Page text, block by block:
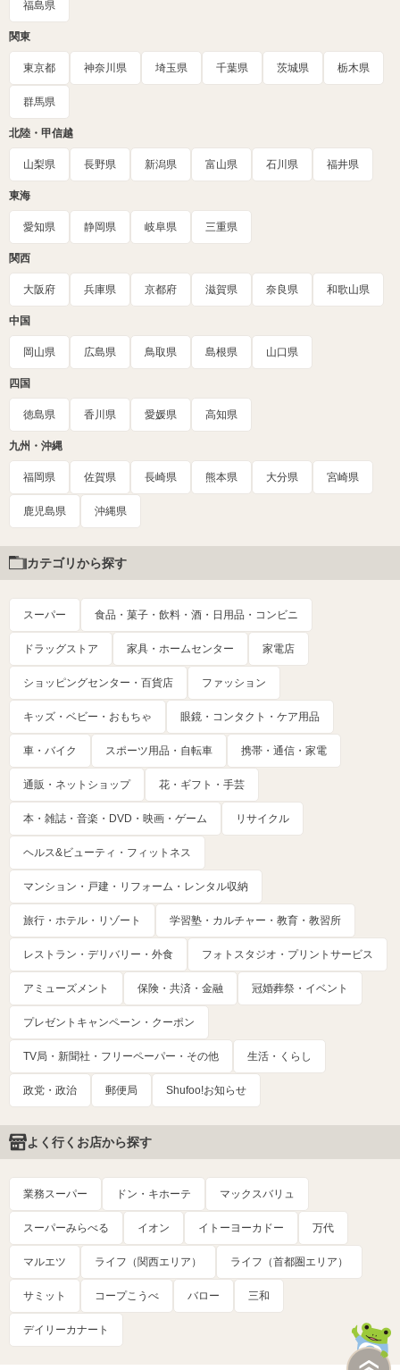
福島県
関東
東京都 神奈川県 埼玉県 千葉県 茨城県 栃木県
群馬県
北陸・甲信越
山梨県 長野県 新潟県 富山県 石川県 福井県
東海
愛知県 静岡県 岐阜県 三重県
関西
大阪府 兵庫県 京都府 滋賀県 奈良県 和歌山県
中国
岡山県 広島県 鳥取県 島根県 山口県
四国
徳島県 香川県 愛媛県 高知県
九州・沖縄
福岡県 佐賀県 長崎県 熊本県 大分県 宮崎県
鹿児島県 沖縄県
カテゴリから探す
スーパー 食品・菓子・飲料・酒・日用品・コンビニ
ドラッグストア 家具・ホームセンター 家電店
ショッピングセンター・百貨店 ファッション
キッズ・ベビー・おもちゃ 眼鏡・コンタクト・ケア用品
車・バイク スポーツ用品・自転車 携帯・通信・家電
通販・ネットショップ 花・ギフト・手芸
本・雑誌・音楽・DVD・映画・ゲーム リサイクル
ヘルス&ビューティ・フィットネス
マンション・戸建・リフォーム・レンタル収納
旅行・ホテル・リゾート 学習塾・カルチャー・教育・教習所
レストラン・デリバリー・外食 フォトスタジオ・プリントサービス
アミューズメント 保険・共済・金融 冠婚葬祭・イベント
プレゼントキャンペーン・クーポン
TV局・新聞社・フリーペーパー・その他 生活・くらし
政党・政治 郵便局 Shufoo!お知らせ
よく行くお店から探す
業務スーパー ドン・キホーテ マックスバリュ
スーパーみらべる イオン イトーヨーカドー 万代
マルエツ ライフ（関西エリア） ライフ（首都圏エリア）
サミット コープこうべ バロー 三和
デイリーカナート